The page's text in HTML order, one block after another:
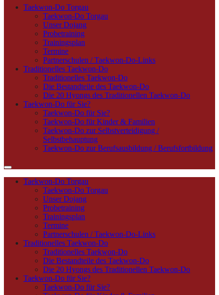
Taekwon-Do Torgau
Taekwon-Do Torgau
Unser Dojang
Probetraining
Trainingsplan
Termine
Partnerschulen / Taekwon-Do-Links
Traditionelles Taekwon-Do
Traditionelles Taekwon-Do
Die Bestandteile des Taekwon-Do
Die 20 Hyongs des Traditionellen Taekwon-Do
Taekwon-Do für Sie?
Taekwon-Do für Sie?
Taekwon-Do für Kinder & Familien
Taekwon-Do zur Selbstverteidigung /
Selbstbehauptung
Taekwon-Do zur Berufsausbildung / Berufsfortbildung
Taekwon-Do Torgau
Taekwon-Do Torgau
Unser Dojang
Probetraining
Trainingsplan
Termine
Partnerschulen / Taekwon-Do-Links
Traditionelles Taekwon-Do
Traditionelles Taekwon-Do
Die Bestandteile des Taekwon-Do
Die 20 Hyongs des Traditionellen Taekwon-Do
Taekwon-Do für Sie?
Taekwon-Do für Sie?